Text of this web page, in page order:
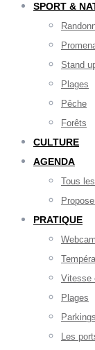
SPORT &
Stand
Plages
Pêche
Forêts
CULTURE
AGENDA
Tous
PRATIQUE
Vitesse
Plages
Parkings
Les